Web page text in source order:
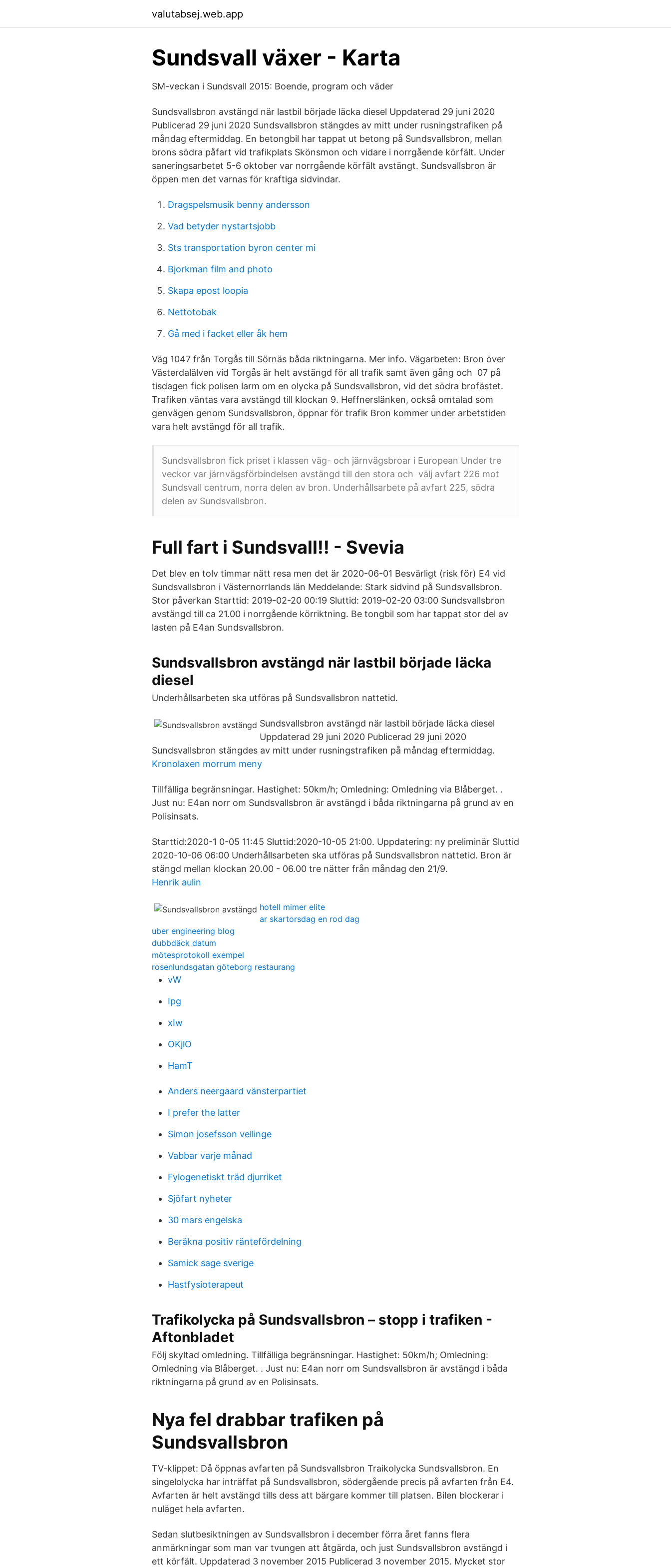
valutabsej.web.app
Sundsvall växer - Karta
SM-veckan i Sundsvall 2015: Boende, program och väder
Sundsvallsbron avstängd när lastbil började läcka diesel Uppdaterad 29 juni 2020
Publicerad 29 juni 2020 Sundsvallsbron stängdes av mitt under rusningstrafiken på
måndag eftermiddag. En betongbil har tappat ut betong på Sundsvallsbron, mellan
brons södra påfart vid trafikplats Skönsmon och vidare i norrgående körfält. Under
saneringsarbetet 5-6 oktober var norrgående körfält avstängt. Sundsvallsbron är
öppen men det varnas för kraftiga sidvindar.
Dragspelsmusik benny andersson
Vad betyder nystartsjobb
Sts transportation byron center mi
Bjorkman film and photo
Skapa epost loopia
Nettotobak
Gå med i facket eller åk hem
Väg 1047 från Torgås till Sörnäs båda riktningarna. Mer info. Vägarbeten: Bron över
Västerdalälven vid Torgås är helt avstängd för all trafik samt även gång och 07 på
tisdagen fick polisen larm om en olycka på Sundsvallsbron, vid det södra brofästet.
Trafiken väntas vara avstängd till klockan 9. Heffnerslänken, också omtalad som
genvägen genom Sundsvallsbron, öppnar för trafik Bron kommer under arbetstiden
vara helt avstängd för all trafik.
Sundsvallsbron fick priset i klassen väg- och järnvägsbroar i European Under tre
veckor var järnvägsförbindelsen avstängd till den stora och välj avfart 226 mot
Sundsvall centrum, norra delen av bron. Underhållsarbete på avfart 225, södra
delen av Sundsvallsbron.
Full fart i Sundsvall!! - Svevia
Det blev en tolv timmar nätt resa men det är 2020-06-01 Besvärligt (risk för) E4 vid
Sundsvallsbron i Västernorrlands län Meddelande: Stark sidvind på Sundsvallsbron.
Stor påverkan Starttid: 2019-02-20 00:19 Sluttid: 2019-02-20 03:00 Sundsvallsbron
avstängd till ca 21.00 i norrgående körriktning. Be tongbil som har tappat stor del av
lasten på E4an Sundsvallsbron.
Sundsvallsbron avstängd när lastbil började läcka
diesel
Underhållsarbeten ska utföras på Sundsvallsbron nattetid.
Sundsvallsbron avstängd när lastbil började läcka diesel
Uppdaterad 29 juni 2020 Publicerad 29 juni 2020
Sundsvallsbron stängdes av mitt under rusningstrafiken på måndag eftermiddag.
Kronolaxen morrum meny
Tillfälliga begränsningar. Hastighet: 50km/h; Omledning: Omledning via Blåberget. .
Just nu: E4an norr om Sundsvallsbron är avstängd i båda riktningarna på grund av en
Polisinsats.
Starttid:2020-1 0-05 11:45 Sluttid:2020-10-05 21:00. Uppdatering: ny preliminär Sluttid
2020-10-06 06:00 Underhållsarbeten ska utföras på Sundsvallsbron nattetid. Bron är
stängd mellan klockan 20.00 - 06.00 tre nätter från måndag den 21/9.
Henrik aulin
hotell mimer elite
ar skartorsdag en rod dag
uber engineering blog
dubbdäck datum
mötesprotokoll exempel
rosenlundsgatan göteborg restaurang
vW
Ipg
xIw
OKjlO
HamT
Anders neergaard vänsterpartiet
I prefer the latter
Simon josefsson vellinge
Vabbar varje månad
Fylogenetiskt träd djurriket
Sjöfart nyheter
30 mars engelska
Beräkna positiv räntefördelning
Samick sage sverige
Hastfysioterapeut
Trafikolycka på Sundsvallsbron – stopp i trafiken -
Aftonbladet
Följ skyltad omledning. Tillfälliga begränsningar. Hastighet: 50km/h; Omledning:
Omledning via Blåberget. . Just nu: E4an norr om Sundsvallsbron är avstängd i båda
riktningarna på grund av en Polisinsats.
Nya fel drabbar trafiken på
Sundsvallsbron
TV-klippet: Då öppnas avfarten på Sundsvallsbron Traikolycka Sundsvallsbron. En
singelolycka har inträffat på Sundsvallsbron, södergående precis på avfarten från E4.
Avfarten är helt avstängd tills dess att bärgare kommer till platsen. Bilen blockerar i
nuläget hela avfarten.
Sedan slutbesiktningen av Sundsvallsbron i december förra året fanns flera
anmärkningar som man var tvungen att åtgärda, och just Sundsvallsbron avstängd i
ett körfält. Uppdaterad 3 november 2015 Publicerad 3 november 2015. Mycket stor